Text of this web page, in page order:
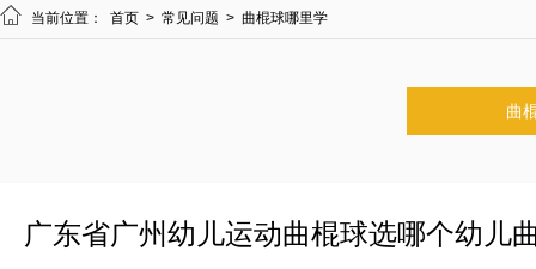
 当前位置： 首页 > 常见问题 > 曲棍球哪里学
曲
广东省广州幼儿运动曲棍球选哪个幼儿